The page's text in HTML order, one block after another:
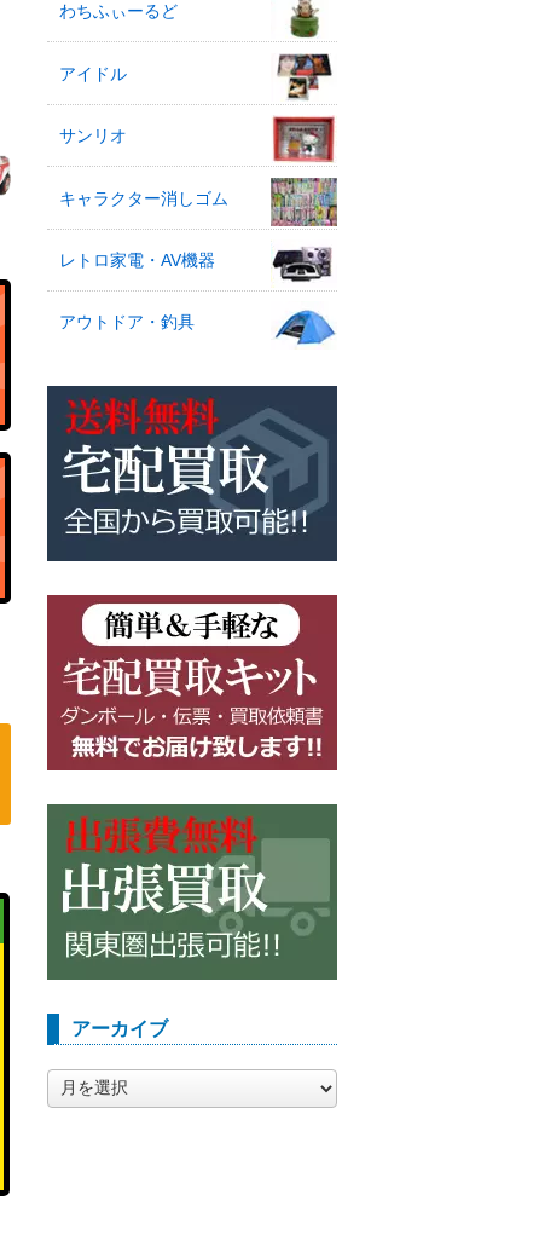
わちふぃーるど
アイドル
サンリオ
キャラクター消しゴム
レトロ家電・AV機器
アウトドア・釣具
アーカイブ
ー